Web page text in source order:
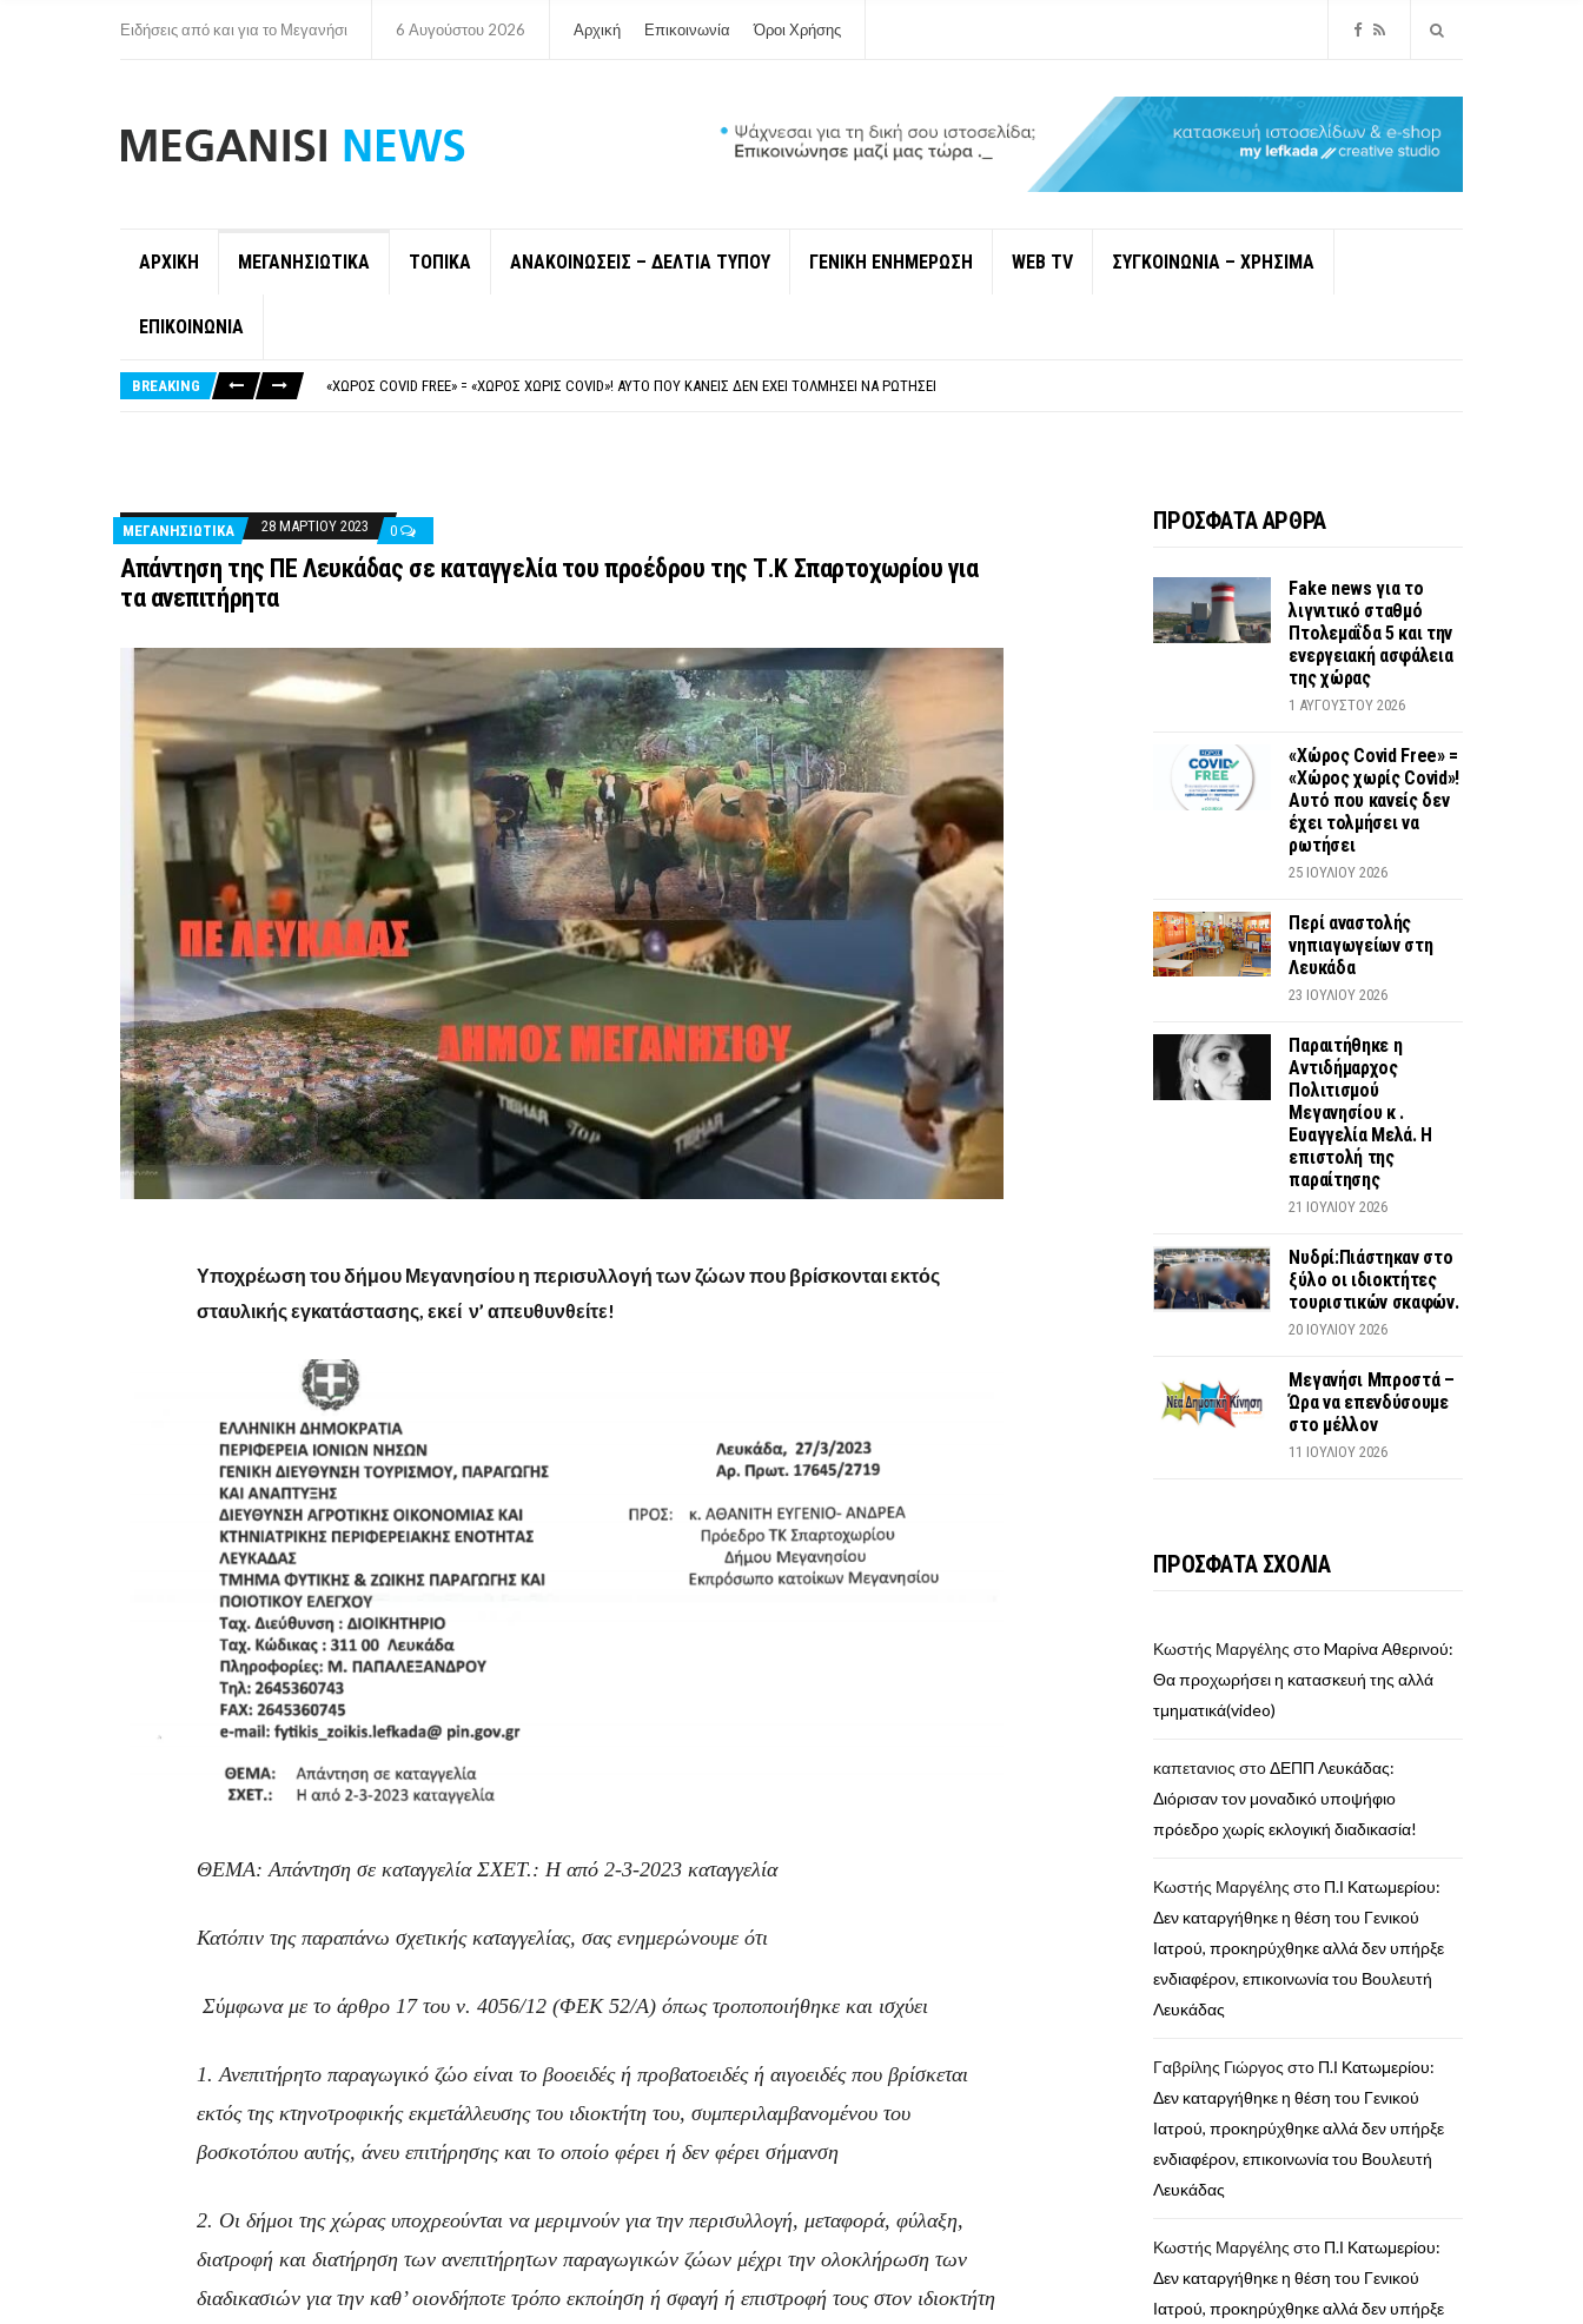
Ειδήσεις από και για το Μεγανήσι 6 Αυγούστου 2026 Αρχική Επικοινωνία Όροι Χρήσης
ΑΡΧΙΚΗ ΜΕΓΑΝΗΣΙΩΤΙΚΑ ΤΟΠΙΚΑ ΑΝΑΚΟΙΝΩΣΕΙΣ – ΔΕΛΤΙΑ ΤΥΠΟΥ ΓΕΝΙΚΗ ΕΝΗΜΕΡΩΣΗ WEB TV ΣΥΓΚΟΙΝΩΝΙΑ – ΧΡΗΣΙΜΑ
ΕΠΙΚΟΙΝΩΝΙΑ
BREAKING
«ΧΏΡΟΣ COVID FREE» = «ΧΏΡΟΣ ΧΩΡΊΣ COVID»! ΑΥΤΌ ΠΟΥ ΚΑΝΕΊΣ ΔΕΝ ΈΧΕΙ ΤΟΛΜΉΣΕΙ ΝΑ ΡΩΤΉΣΕΙ
ΜΕΓΑΝΗΣΙΩΤΙΚΑ 28 ΜΑΡΤΊΟΥ 2023 0
Απάντηση της ΠΕ Λευκάδας σε καταγγελία του προέδρου της Τ.Κ Σπαρτοχωρίου για
τα ανεπιτήρητα
Υποχρέωση του δήμου Μεγανησίου η περισυλλογή των ζώων που βρίσκονται εκτός
σταυλικής εγκατάστασης, εκεί ν’ απευθυνθείτε!
ΘΕΜΑ: Απάντηση σε καταγγελία ΣΧΕΤ.: Η από 2-3-2023 καταγγελία
Κατόπιν της παραπάνω σχετικής καταγγελίας, σας ενημερώνουμε ότι
Σύμφωνα με το άρθρο 17 του ν. 4056/12 (ΦΕΚ 52/Α) όπως τροποποιήθηκε και ισχύει
1. Ανεπιτήρητο παραγωγικό ζώο είναι το βοοειδές ή προβατοειδές ή αιγοειδές που βρίσκεται
εκτός της κτηνοτροφικής εκμετάλλευσης του ιδιοκτήτη του, συμπεριλαμβανομένου του
βοσκοτόπου αυτής, άνευ επιτήρησης και το οποίο φέρει ή δεν φέρει σήμανση
2. Οι δήμοι της χώρας υποχρεούνται να μεριμνούν για την περισυλλογή, μεταφορά, φύλαξη,
διατροφή και διατήρηση των ανεπιτήρητων παραγωγικών ζώων μέχρι την ολοκλήρωση των
διαδικασιών για την καθ’ οιονδήποτε τρόπο εκποίηση ή σφαγή ή επιστροφή τους στον ιδιοκτήτη
ΠΡΟΣΦΑΤΑ ΑΡΘΡΑ
Fake news για το
λιγνιτικό σταθμό
Πτολεμαΐδα 5 και την
ενεργειακή ασφάλεια
της χώρας
1 ΑΥΓΟΎΣΤΟΥ 2026
«Χώρος Covid Free» =
«Χώρος χωρίς Covid»!
Αυτό που κανείς δεν
έχει τολμήσει να
ρωτήσει
25 ΙΟΥΛΊΟΥ 2026
Περί αναστολής
νηπιαγωγείων στη
Λευκάδα
23 ΙΟΥΛΊΟΥ 2026
Παραιτήθηκε η
Αντιδήμαρχος
Πολιτισμού
Μεγανησίου κ .
Ευαγγελία Μελά. Η
επιστολή της
παραίτησης
21 ΙΟΥΛΊΟΥ 2026
Νυδρί:Πιάστηκαν στο
ξύλο οι ιδιοκτήτες
τουριστικών σκαφών.
20 ΙΟΥΛΊΟΥ 2026
Μεγανήσι Μπροστά –
Ώρα να επενδύσουμε
στο μέλλον
11 ΙΟΥΛΊΟΥ 2026
ΠΡΟΣΦΑΤΑ ΣΧΟΛΙΑ
Κωστής Μαργέλης στοMαρίνα Αθερινού:
Θα προχωρήσει η κατασκευή της αλλά
τμηματικά(video)
καπετανιος στοΔΕΠΠ Λευκάδας:
Διόρισαν τον μοναδικό υποψήφιο
πρόεδρο χωρίς εκλογική διαδικασία!
Κωστής Μαργέλης στο Π.Ι Κατωμερίου:
Δεν καταργήθηκε η θέση του Γενικού
Ιατρού, προκηρύχθηκε αλλά δεν υπήρξε
ενδιαφέρον, επικοινωνία του Βουλευτή
Λευκάδας
Γαβρίλης Γιώργος στο Π.Ι Κατωμερίου:
Δεν καταργήθηκε η θέση του Γενικού
Ιατρού, προκηρύχθηκε αλλά δεν υπήρξε
ενδιαφέρον, επικοινωνία του Βουλευτή
Λευκάδας
Κωστής Μαργέλης στο Π.Ι Κατωμερίου:
Δεν καταργήθηκε η θέση του Γενικού
Ιατρού, προκηρύχθηκε αλλά δεν υπήρξε